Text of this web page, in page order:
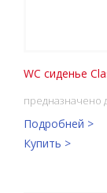
WC сиденье
предназначено
Подробней >
Купить >